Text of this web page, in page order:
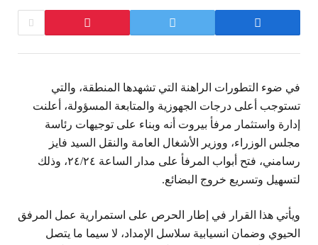
في ضوء التطورات الراهنة التي تشهدها المنطقة، والتي
تستوجب أعلى درجات الجهوزية والمتابعة المسؤولة، أعلنت
إدارة واستثمار مرفأ بيروت أنه وبناء على توجيهات رئاسة
مجلس الوزراء، ووزير الأشغال العامة والنقل السيد فايز
رسامني، فتح أبواب المرفأ على مدار الساعة ٢٤/٢٤، وذلك
لتسهيل وتسريع خروج البضائع.
ويأتي هذا القرار في إطار الحرص على استمرارية عمل المرفق
الحيوي وضمان انسيابية سلاسل الإمداد، لا سيما ما يتصل